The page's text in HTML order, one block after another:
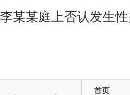
李某某庭上否认发生
首页